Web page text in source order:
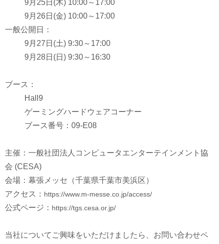
9月25日(木) 10:00～17:00
9月26日(金) 10:00～17:00
一般公開日：
9月27日(土) 9:30～17:00
9月28日(日) 9:30～16:30
ブース：
Hall9
ゲーミングハードウェアコーナー
ブース番号：09-E08
主催：一般社団法人コンピュータエンターテインメント協
会 (CESA)
会場：幕張メッセ（千葉県千葉市美浜区）
アクセス： https://www.m-messe.co.jp/access/
公式ページ： https://tgs.cesa.or.jp/
当社についてご興味をいただけましたら、お問い合わせペ